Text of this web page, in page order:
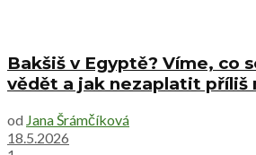
Bakšiš v Egyptě? Víme, co
vědět a jak nezaplatit příliš
od Jana Šrámčíková
18.5.2026